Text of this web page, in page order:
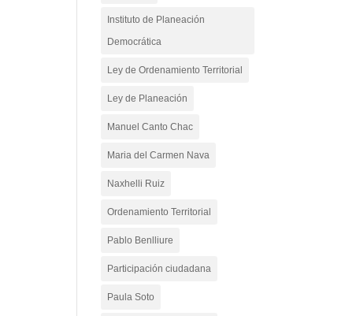
Instituto de Planeación
Democrática
Ley de Ordenamiento Territorial
Ley de Planeación
Manuel Canto Chac
Maria del Carmen Nava
Naxhelli Ruiz
Ordenamiento Territorial
Pablo Benlliure
Participación ciudadana
Paula Soto